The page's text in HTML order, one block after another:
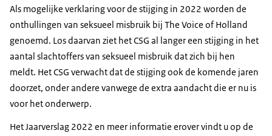
Als mogelijke verklaring voor de stijging in 2022 worden de
onthullingen van seksueel misbruik bij The Voice of Holland
genoemd. Los daarvan ziet het CSG al langer een stijging in het
aantal slachtoffers van seksueel misbruik dat zich bij hen
meldt. Het CSG verwacht dat de stijging ook de komende jaren
doorzet, onder andere vanwege de extra aandacht die er nu is
voor het onderwerp.
Het Jaarverslag 2022 en meer informatie erover vindt u op de